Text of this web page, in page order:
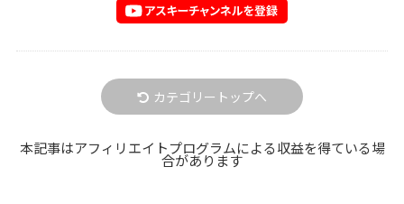
カテゴリートップへ
本記事はアフィリエイトプログラムによる収益を得ている場
合があります